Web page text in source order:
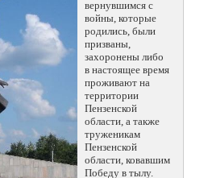
вернувшимся с
войны, которые
родились, были
призваны,
захоронены либо
в настоящее время
проживают на
территории
Пензенской
области, а также
труженикам
Пензенской
области, ковавшим
Победу в тылу.